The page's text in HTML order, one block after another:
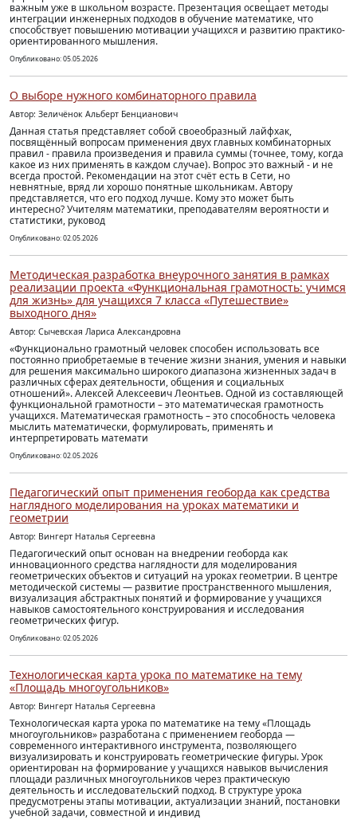
важным уже в школьном возрасте. Презентация освещает методы
интеграции инженерных подходов в обучение математике, что
способствует повышению мотивации учащихся и развитию практико-
ориентированного мышления.
Опубликовано: 05.05.2026
О выборе нужного комбинаторного правила
Автор: Зеличёнок Альберт Бенцианович
Данная статья представляет собой своеобразный лайфхак,
посвящённый вопросам применения двух главных комбинаторных
правил - правила произведения и правила суммы (точнее, тому, когда
какое из них применять в каждом случае). Вопрос это важный - и не
всегда простой. Рекомендации на этот счёт есть в Сети, но
невнятные, вряд ли хорошо понятные школьникам. Автору
представляется, что его подход лучше. Кому это может быть
интересно? Учителям математики, преподавателям вероятности и
статистики, руковод
Опубликовано: 02.05.2026
Методическая разработка внеурочного занятия в рамках
реализации проекта «Функциональная грамотность: учимся
для жизнь» для учащихся 7 класса «Путешествие»
выходного дня»
Автор: Сычевская Лариса Александровна
«Функционально грамотный человек способен использовать все
постоянно приобретаемые в течение жизни знания, умения и навыки
для решения максимально широкого диапазона жизненных задач в
различных сферах деятельности, общения и социальных
отношений». Алексей Алексеевич Леонтьев. Одной из составляющей
функциональной грамотности – это математическая грамотность
учащихся. Математическая грамотность – это способность человека
мыслить математически, формулировать, применять и
интерпретировать математи
Опубликовано: 02.05.2026
Педагогический опыт применения геоборда как средства
наглядного моделирования на уроках математики и
геометрии
Автор: Вингерт Наталья Сергеевна
Педагогический опыт основан на внедрении геоборда как
инновационного средства наглядности для моделирования
геометрических объектов и ситуаций на уроках геометрии. В центре
методической системы — развитие пространственного мышления,
визуализация абстрактных понятий и формирование у учащихся
навыков самостоятельного конструирования и исследования
геометрических фигур.
Опубликовано: 02.05.2026
Технологическая карта урока по математике на тему
«Площадь многоугольников»
Автор: Вингерт Наталья Сергеевна
Технологическая карта урока по математике на тему «Площадь
многоугольников» разработана с применением геоборда —
современного интерактивного инструмента, позволяющего
визуализировать и конструировать геометрические фигуры. Урок
ориентирован на формирование у учащихся навыков вычисления
площади различных многоугольников через практическую
деятельность и исследовательский подход. В структуре урока
предусмотрены этапы мотивации, актуализации знаний, постановки
учебной задачи, совместной и индивид